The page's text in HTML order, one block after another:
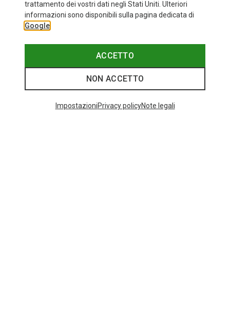
+10
fino a 30%
I più cercati
trattamento dei vostri dati negli Stati Uniti. Ulteriori
informazioni sono disponibili sulla pagina dedicata di
Google
ACCETTO
NON ACCETTO
ImpostazioniPrivacy policyNote legali